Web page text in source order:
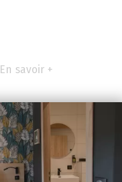
En savoir +